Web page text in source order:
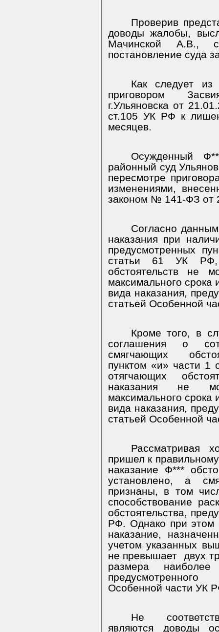
Проверив
доводы жалобы,
Мачинской А.В.,
постановление суда
Как следует из
приговором
г.Ульяновска от
ст.105 УК РФ к
месяцев.
Осужденный
районный суд
пересмотре
изменениями,
законом № 141-ФЗ от
Согласно
наказания при
предусмотренных
статьи 61 УК РФ,
обстоятельств не
максимального срока
вида наказания,
статьей Особенной
Кроме того, в
соглашения о
смягчающих
пунктом «и» части 1
отягчающих
наказания не
максимального срока
вида наказания,
статьей Особенной
Рассматривая
пришел к
наказание Ф***
установлено, а
признаны, в том
способствование
обстоятельства,
РФ. Однако при этом
наказание,
учетом указанных
не превышает двух
размера наиболее
Особенной части УК
Не
являются доводы